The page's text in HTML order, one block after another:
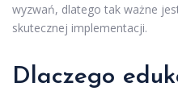
wyzwań, dlatego tak ważne
skutecznej implementacji.
Dlaczego